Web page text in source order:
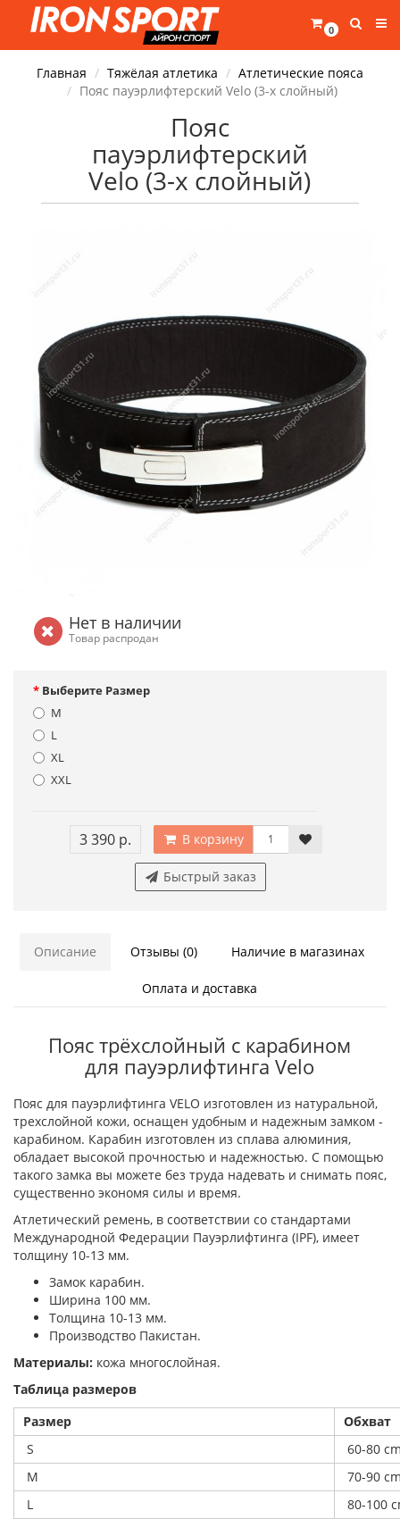
0
Главная Тяжёлая атлетика
Атлетические пояса
Пояс пауэрлифтерский Velo (3-х слойный)
Пояс
пауэрлифтерский
Velo (3-х слойный)
Нет в наличии
Товар распродан
Выберите Размер
M
L
XL
XXL
3 390 р. В корзину
Быстрый заказ
Описание Отзывы (0) Наличие в магазинах
Оплата и доставка
Пояс трёхслойный с карабином
для пауэрлифтинга Velo
Пояс для пауэрлифтинга VELO изготовлен из натуральной,
трехслойной кожи, оснащен удобным и надежным замком -
карабином. Карабин изготовлен из сплава алюминия,
обладает высокой прочностью и надежностью. С помощью
такого замка вы можете без труда надевать и снимать пояс,
существенно экономя силы и время.
Атлетический ремень, в соответствии со стандартами
Международной Федерации Пауэрлифтинга (IPF), имеет
толщину 10-13 мм.
Замок карабин.
Ширина 100 мм.
Толщина 10-13 мм.
Производство Пакистан.
Материалы: кожа многослойная.
Таблица размеров
Размер
Обхват
S
60-80
M
70-90
L
80-100